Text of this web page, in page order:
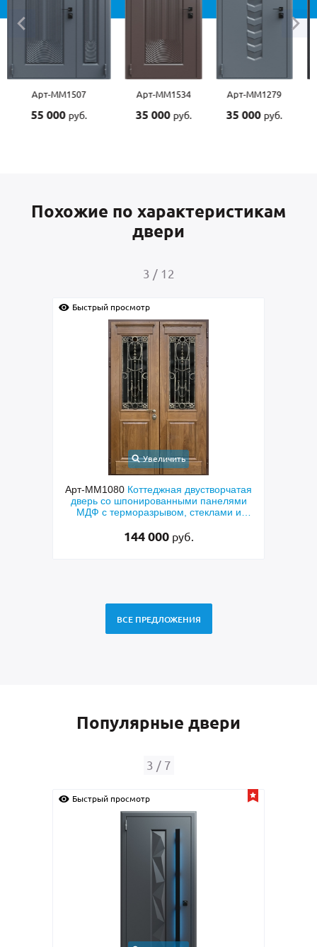
Арт-ММ1507
55 000 руб.
Арт-ММ1534
35 000 руб.
Арт-ММ1279
35 000 руб.
Похожие по характеристикам
двери
3 / 12
Быстрый просмотр
Увеличить
Арт-ММ1080 Коттеджная двустворчатая
дверь со шпонированными панелями
МДФ с терморазрывом, стеклами и
144 000 руб.
ВСЕ ПРЕДЛОЖЕНИЯ
Популярные двери
3 / 7
Быстрый просмотр